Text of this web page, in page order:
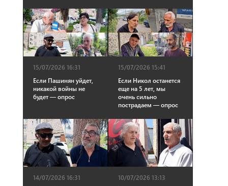
15/07/2026 16:31
Если Пашинян уйдет,
никакой войны не
будет — опрос
15/07/2026 15:41
Если Никол останется
еще на 5 лет, мы
очень сильно
пострадаем — опрос
14/07/2026 16:31
10/07/2026 13:13